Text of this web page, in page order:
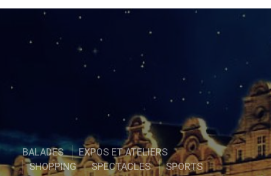
BALADES
EXPOS ET ATELIERS
SHOPPING
SPECTACLES SPORTS